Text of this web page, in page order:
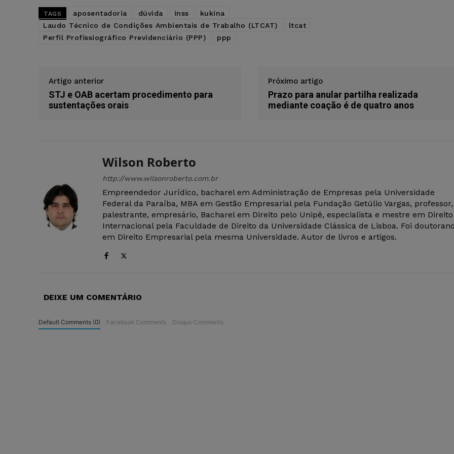
TAGS aposentadoria dúvida inss
kukina
Laudo Técnico de Condições Ambientais de Trabalho (LTCAT)
ltcat
Perfil Profissiográfico Previdenciário (PPP)
ppp
Artigo anterior
STJ e OAB acertam procedimento para
sustentações orais
Próximo artigo
Prazo para anular partilha realizada
mediante coação é de quatro anos
Wilson Roberto
http://www.wilsonroberto.com.br
Empreendedor Jurídico, bacharel em Administração de Empresas pela Universidade
Federal da Paraíba, MBA em Gestão Empresarial pela Fundação Getúlio Vargas, professor,
palestrante, empresário, Bacharel em Direito pelo Unipê, especialista e mestre em Direito
Internacional pela Faculdade de Direito da Universidade Clássica de Lisboa. Foi
em Direito Empresarial pela mesma Universidade. Autor de livros e artigos.
DEIXE UM COMENTÁRIO
Default Comments (0) Facebook Comments Disqus Comments